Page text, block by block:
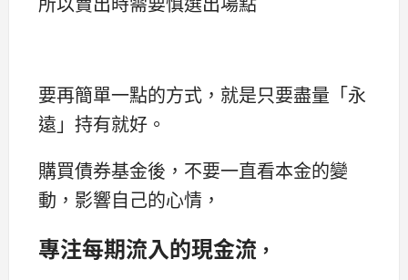
要再簡單一點的方式，就是只要盡量「永
遠」持有就好。
購買債券基金後，不要一直看本金的變
動，影響自己的心情，
專注每期流入的現金流 ，